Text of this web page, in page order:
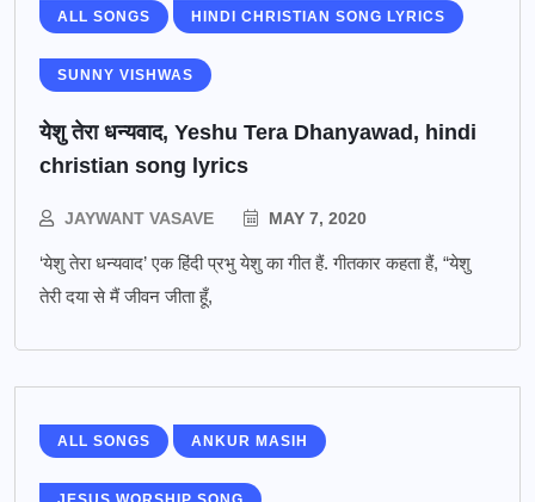
ALL SONGS HINDI CHRISTIAN SONG LYRICS
SUNNY VISHWAS
येशु तेरा धन्यवाद, Yeshu Tera Dhanyawad, hindi
christian song lyrics
JAYWANT VASAVE MAY 7, 2020
‘येशु तेरा धन्यवाद’ एक हिंदी प्रभु येशु का गीत हैं. गीतकार कहता हैं, “येशु
तेरी दया से मैं जीवन जीता हूँ,
ALL SONGS ANKUR MASIH